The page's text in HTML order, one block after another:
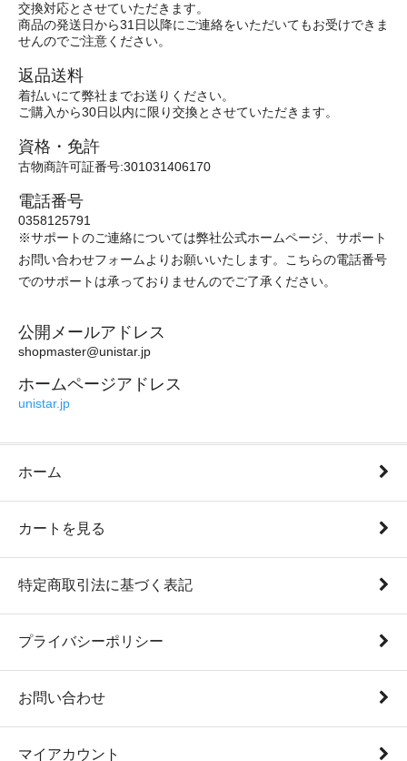
交換対応とさせていただきます。
商品の発送日から31日以降にご連絡をいただいてもお受けできま
せんのでご注意ください。
返品送料
着払いにて弊社までお送りください。
ご購入から30日以内に限り交換とさせていただきます。
資格・免許
古物商許可証番号:301031406170
電話番号
0358125791
※サポートのご連絡については弊社公式ホームページ、サポート
お問い合わせフォームよりお願いいたします。こちらの電話番号
でのサポートは承っておりませんのでご了承ください。
公開メールアドレス
shopmaster@unistar.jp
ホームページアドレス
unistar.jp
ホーム
カートを見る
特定商取引法に基づく表記
プライバシーポリシー
お問い合わせ
マイアカウント